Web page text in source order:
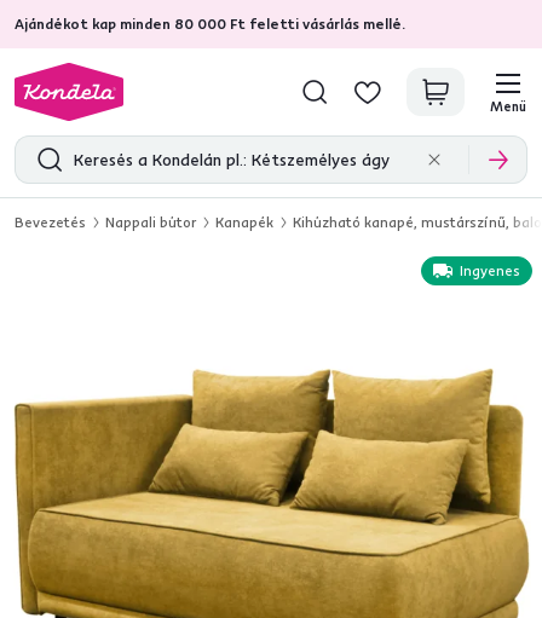
Ajándékot kap minden 80 000 Ft feletti vásárlás mellé.
4,7 31 211 ellenőrzött termékértékelések
Menü
Bevezetés Nappali bútor Kanapék Kihúzható kanapé, mustárszínű,
Ingyenes